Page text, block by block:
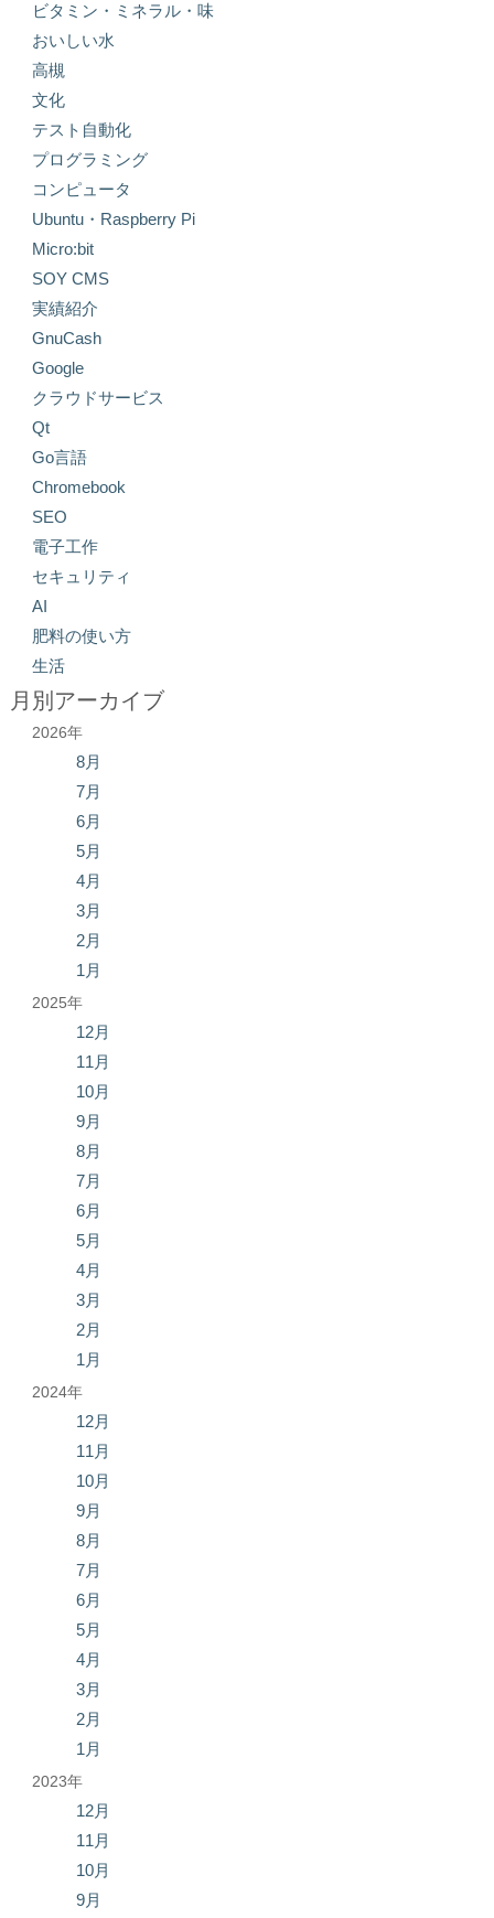
ビタミン・ミネラル・味
おいしい水
高槻
文化
テスト自動化
プログラミング
コンピュータ
Ubuntu・Raspberry Pi
Micro:bit
SOY CMS
実績紹介
GnuCash
Google
クラウドサービス
Qt
Go言語
Chromebook
SEO
電子工作
セキュリティ
AI
肥料の使い方
生活
月別アーカイブ
2026年
8月
7月
6月
5月
4月
3月
2月
1月
2025年
12月
11月
10月
9月
8月
7月
6月
5月
4月
3月
2月
1月
2024年
12月
11月
10月
9月
8月
7月
6月
5月
4月
3月
2月
1月
2023年
12月
11月
10月
9月